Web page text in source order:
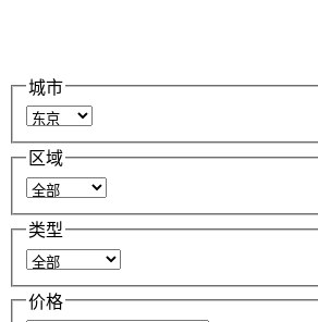
城市
区域
类型
价格